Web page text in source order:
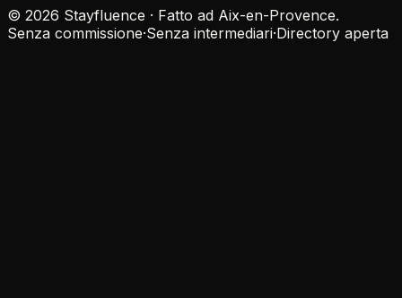
© 2026 Stayfluence · Fatto ad Aix-en-Provence.
Senza commissione·Senza intermediari·Directory aperta